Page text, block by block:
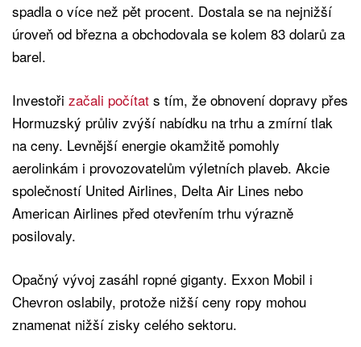
spadla o více než pět procent. Dostala se na nejnižší
úroveň od března a obchodovala se kolem 83 dolarů za
barel.
Investoři začali počítat s tím, že obnovení dopravy přes
Hormuzský průliv zvýší nabídku na trhu a zmírní tlak
na ceny. Levnější energie okamžitě pomohly
aerolinkám i provozovatelům výletních plaveb. Akcie
společností United Airlines, Delta Air Lines nebo
American Airlines před otevřením trhu výrazně
posilovaly.
Opačný vývoj zasáhl ropné giganty. Exxon Mobil i
Chevron oslabily, protože nižší ceny ropy mohou
znamenat nižší zisky celého sektoru.